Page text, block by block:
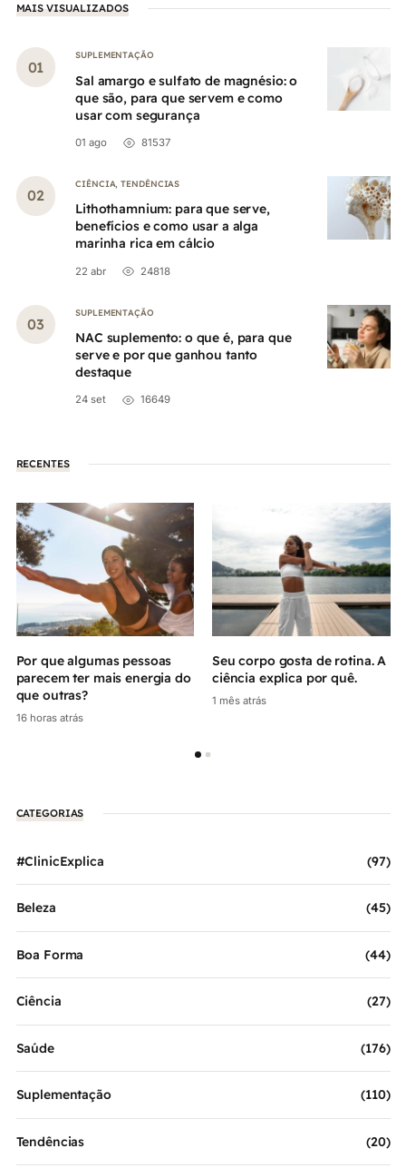
MAIS VISUALIZADOS
SUPLEMENTAÇÃO
Sal amargo e sulfato de magnésio: o
que são, para que servem e como
usar com segurança
01 ago 81537
CIÊNCIA ,TENDÊNCIAS
Lithothamnium: para que serve,
benefícios e como usar a alga
marinha rica em cálcio
22 abr 24818
SUPLEMENTAÇÃO
NAC suplemento: o que é, para que
serve e por que ganhou tanto
destaque
24 set 16649
RECENTES
Por que algumas pessoas
parecem ter mais energia do
que outras?
16 horas atrás
Seu corpo gosta de rotina. A
ciência explica por quê.
1 mês atrás
CATEGORIAS
#ClinicExplica (97)
Beleza (45)
Boa Forma (44)
Ciência (27)
Saúde (176)
Suplementação (110)
Tendências (20)